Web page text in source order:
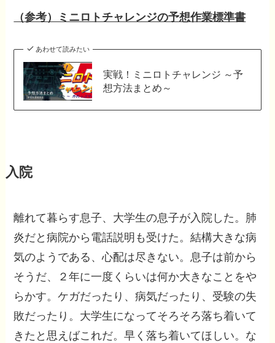
（参考）ミニロトチャレンジの予想作業標準書
あわせて読みたい
実戦！ミニロトチャレンジ ～予
想方法まとめ～
入院
離れて暮らす息子、大学生の息子が入院した。肺
炎だと病院から電話説明も受けた。結構大きな病
気のようである、心配は尽きない。息子は前から
そうだ、２年に一度くらいは何か大きなことをや
らかす。ケガだったり、病気だったり、受験の失
敗だったり。大学生になってそろそろ落ち着いて
きたと思えばこれだ。早く落ち着いてほしい。な